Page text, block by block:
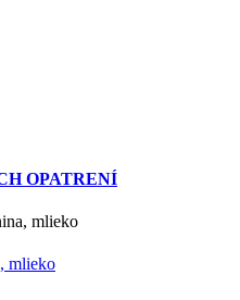
OPATRENÍ
mlieko